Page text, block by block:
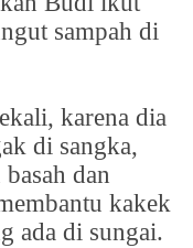
sampah di
karena dia
di sangka,
dan
kakek
ada di sungai.